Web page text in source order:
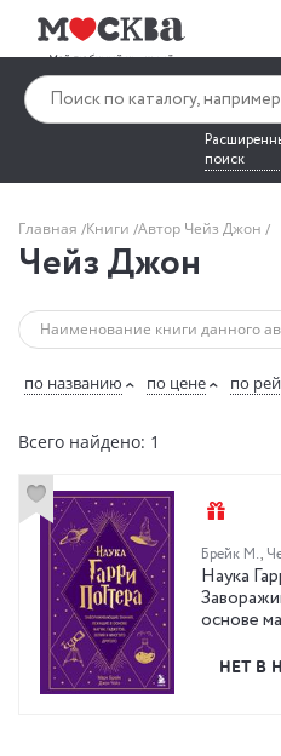
поиск
Главная Книги Автор Чейз Джон
Чейз Джон
по названию по цене по
Всего найдено: 1
Брейк М.,
Наука
основе
НЕТ В